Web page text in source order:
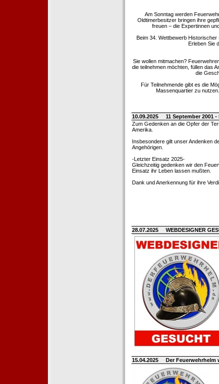
Am Sonntag werden
Oldtimerbesitzer bringen ihre
freuen – die Expertinnen
Beim 34. Wettbewerb
Erleben Sie
Sie wollen mitmachen?
die teilnehmen möchten, füllen das
die
Für Teilnehmende gibt es die
Massenquartier zu
10.09.2025
11 September 2001
Zum Gedenken an die Opfer der
Amerika.
Insbesondere gilt unser Andenken
Angehörigen.
-Letzter Einsatz 2025-
Gleichzeitig gedenken wir den
Einsatz ihr Leben lassen mußten.
Dank und Anerkennung für ihre
28.07.2025 WEBDESIGNER
15.04.2025 Der